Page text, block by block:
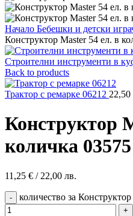
Начало Бебешки и детски
Конструктор Master 54 ел. в
Строителни инструменти в
Back to products
Трактор с ремарке 06212 22,50
Конструктор
количка 03575
11,25 € / 22,00 лв.
количество за